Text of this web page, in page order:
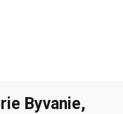
Byvanie,